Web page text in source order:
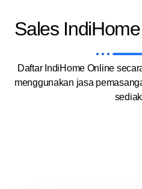
Sales
Daftar IndiHome Online
menggunakan jasa